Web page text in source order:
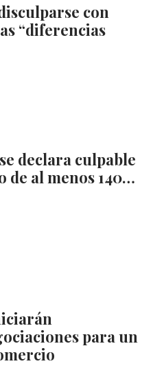
con
“diferencias
declara culpable
de al menos 140…
para un